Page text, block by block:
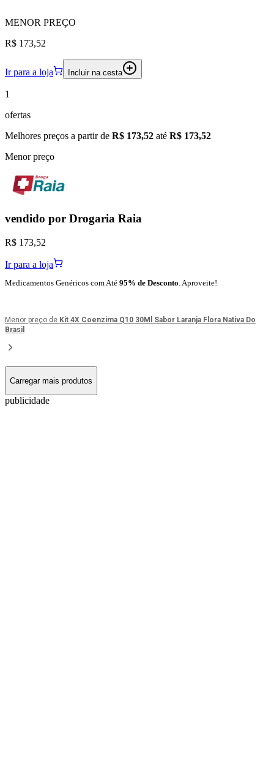
MENOR PREÇO
R$ 173,52
Ir para a loja Incluir na cesta
1
ofertas
Melhores preços a partir de R$ 173,52 até R$ 173,52
Menor preço
vendido por Drogaria Raia
R$ 173,52
Ir para a loja
Medicamentos Genéricos com Até 95% de Desconto. Aproveite!
Menor preço de Kit 4X Coenzima Q10 30Ml Sabor Laranja Flora Nativa Do
Brasil
Carregar mais produtos
publicidade